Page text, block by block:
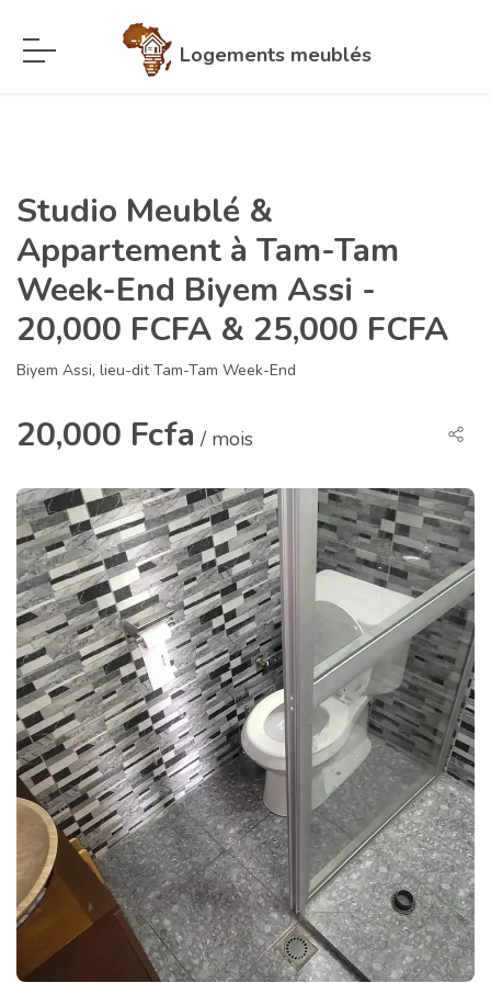
Logements meublés
Studio Meublé &
Appartement à Tam-Tam
Week-End Biyem Assi -
20,000 FCFA & 25,000 FCFA
Biyem Assi, lieu-dit Tam-Tam Week-End
20,000 Fcfa / mois